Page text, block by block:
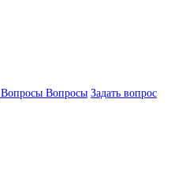
Вопросы Вопросы Задать вопрос